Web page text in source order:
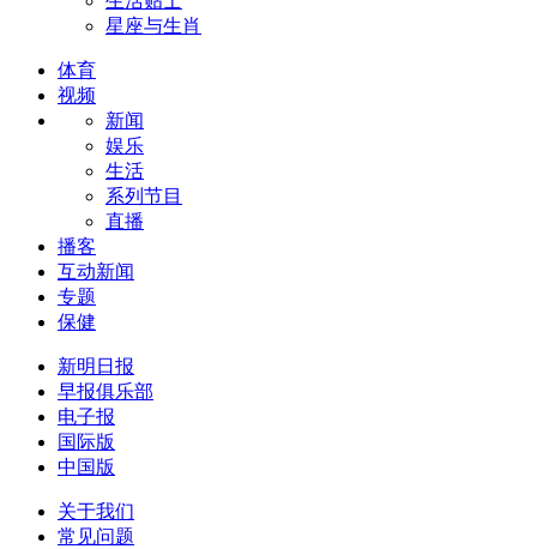
星座与生肖
体育
视频
新闻
娱乐
生活
系列节目
直播
播客
互动新闻
专题
保健
新明日报
早报俱乐部
电子报
国际版
中国版
关于我们
常见问题